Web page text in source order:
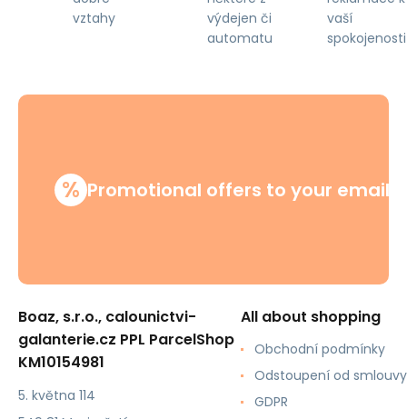
vztahy
výdejen či
automatu
vaší
spokojenosti
% Promotional offers to your email
Boaz, s.r.o., calounictvi-
galanterie.cz PPL ParcelShop
KM10154981
5. května 114
All about shopping
Obchodní podmínky
Odstoupení od smlouvy
GDPR